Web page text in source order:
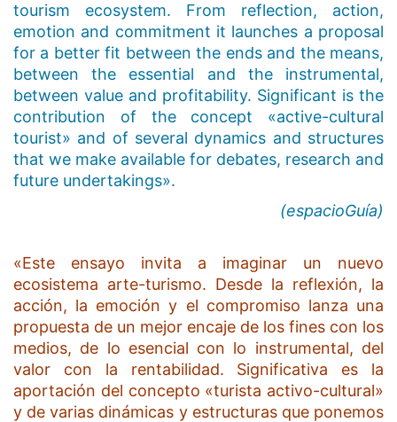
tourism ecosystem. From reflection, action,
emotion and commitment it launches a proposal
for a better fit between the ends and the means,
between the essential and the instrumental,
between value and profitability. Significant is the
contribution of the concept «active-cultural
tourist» and of several dynamics and structures
that we make available for debates, research and
future undertakings».
(espacioGuía)
«Este ensayo invita a imaginar un nuevo
ecosistema arte-turismo. Desde la reflexión, la
acción, la emoción y el compromiso lanza una
propuesta de un mejor encaje de los fines con los
medios, de lo esencial con lo instrumental, del
valor con la rentabilidad. Significativa es la
aportación del concepto «turista activo-cultural»
y de varias dinámicas y estructuras que ponemos